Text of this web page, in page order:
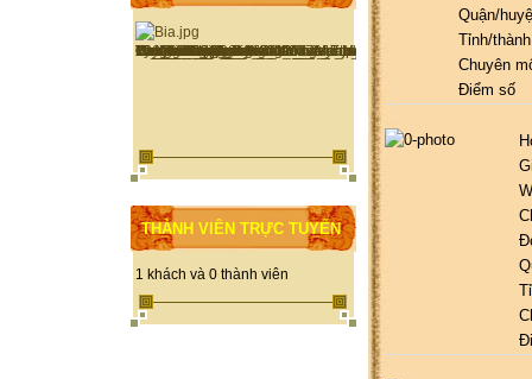
THÀNH VIÊN TRỰC TUYẾN
1 khách và 0 thành viên
Quận/
Tỉnh/thành
Chuyên
Điểm số